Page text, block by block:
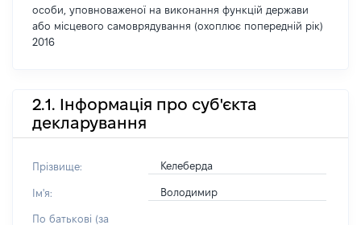
особи, уповноваженої на виконання функцій держави
або місцевого самоврядування (охоплює попередній рік)
2016
2.1. Інформація про суб'єкта
декларування
Прізвище: Келеберда
Ім'я: Володимир
По батькові (за